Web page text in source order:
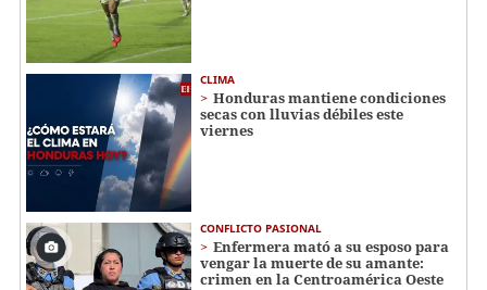
CLIMA
Honduras mantiene condiciones
secas con lluvias débiles este
viernes
CONFLICTO PASIONAL
Enfermera mató a su esposo para
vengar la muerte de su amante:
crimen en la Centroamérica Oeste